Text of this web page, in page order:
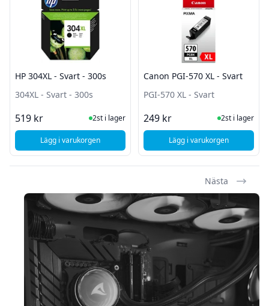
HP 304XL - Svart - 300s
304XL - Svart - 300s
519 kr I Lager
2st i lager
Lägg i varukorgen, HP 304XL - Svart - 300s
Canon PGI-570 XL - Svart
PGI-570 XL - Svart
249 kr I Lager
2st i lager
Lägg i varukorgen, Canon PGI-570 XL -
Nästa